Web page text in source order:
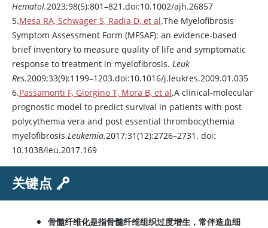
Hematol.2023;98(5):801–821.doi:10.1002/ajh.26857
5.Mesa RA, Schwager S, Radia D, et al.The Myelofibrosis
Symptom Assessment Form (MFSAF): an evidence-based
brief inventory to measure quality of life and symptomatic
response to treatment in myelofibrosis. Leuk
Res.2009;33(9):1199–1203.doi:10.1016/j.leukres.2009.01.035
6.Passamonti F, Giorgino T, Mora B, et al.A clinical-molecular
prognostic model to predict survival in patients with post
polycythemia vera and post essential thrombocythemia
myelofibrosis.Leukemia.2017;31(12):2726–2731. doi:
10.1038/leu.2017.169
关键点
骨髓纤维化是指骨髓纤维组织过度增生，常伴造血细